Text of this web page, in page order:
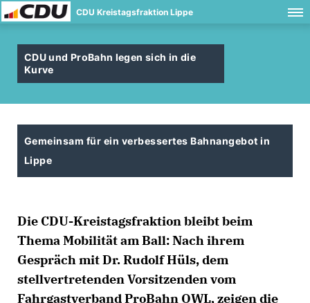
CDU Kreistagsfraktion Lippe
CDU und ProBahn legen sich in die
Kurve
Gemeinsam für ein verbessertes Bahnangebot in
Lippe
Die CDU-Kreistagsfraktion bleibt beim
Thema Mobilität am Ball: Nach ihrem
Gespräch mit Dr. Rudolf Hüls, dem
stellvertretenden Vorsitzenden vom
Fahrgastverband ProBahn OWL, zeigen die